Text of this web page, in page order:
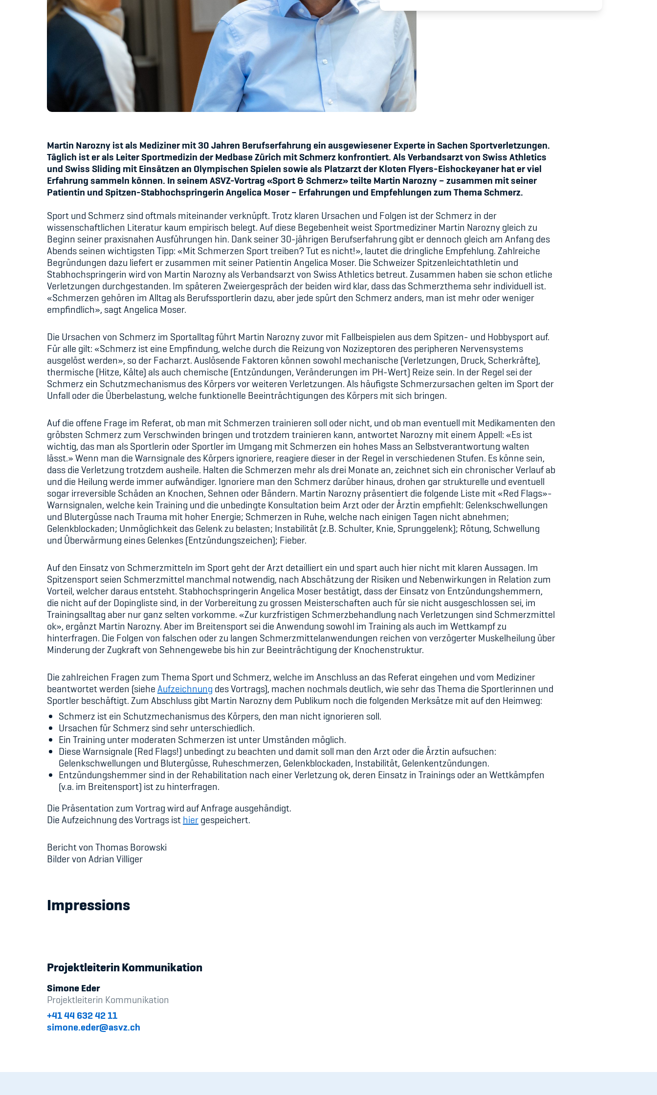
Martin Narozny ist als Mediziner mit 30 Jahren Berufserfahrung ein ausgewiesener Experte in Sachen Sportverletzungen.
Täglich ist er als Leiter Sportmedizin der Medbase Zürich mit Schmerz konfrontiert. Als Verbandsarzt von Swiss Athletics
und Swiss Sliding mit Einsätzen an Olympischen Spielen sowie als Platzarzt der Kloten Flyers-Eishockeyaner hat er viel
Erfahrung sammeln können. In seinem ASVZ-Vortrag «Sport & Schmerz» teilte Martin Narozny – zusammen mit seiner
Patientin und Spitzen-Stabhochspringerin Angelica Moser – Erfahrungen und Empfehlungen zum Thema Schmerz.
Sport und Schmerz sind oftmals miteinander verknüpft. Trotz klaren Ursachen und Folgen ist der Schmerz in der
wissenschaftlichen Literatur kaum empirisch belegt. Auf diese Begebenheit weist Sportmediziner Martin Narozny gleich zu
Beginn seiner praxisnahen Ausführungen hin. Dank seiner 30-jährigen Berufserfahrung gibt er dennoch gleich am Anfang des
Abends seinen wichtigsten Tipp: «Mit Schmerzen Sport treiben? Tut es nicht!», lautet die dringliche Empfehlung. Zahlreiche
Begründungen dazu liefert er zusammen mit seiner Patientin Angelica Moser. Die Schweizer Spitzenleichtathletin und
Stabhochspringerin wird von Martin Narozny als Verbandsarzt von Swiss Athletics betreut. Zusammen haben sie schon etliche
Verletzungen durchgestanden. Im späteren Zweiergespräch der beiden wird klar, dass das Schmerzthema sehr individuell ist.
«Schmerzen gehören im Alltag als Berufssportlerin dazu, aber jede spürt den Schmerz anders, man ist mehr oder weniger
empfindlich», sagt Angelica Moser.
Die Ursachen von Schmerz im Sportalltag führt Martin Narozny zuvor mit Fallbeispielen aus dem Spitzen- und Hobbysport auf.
Für alle gilt: «Schmerz ist eine Empfindung, welche durch die Reizung von Nozizeptoren des peripheren Nervensystems
ausgelöst werden», so der Facharzt. Auslösende Faktoren können sowohl mechanische (Verletzungen, Druck, Scherkräfte),
thermische (Hitze, Kälte) als auch chemische (Entzündungen, Veränderungen im PH-Wert) Reize sein. In der Regel sei der
Schmerz ein Schutzmechanismus des Körpers vor weiteren Verletzungen. Als häufigste Schmerzursachen gelten im Sport der
Unfall oder die Überbelastung, welche funktionelle Beeinträchtigungen des Körpers mit sich bringen.
Auf die offene Frage im Referat, ob man mit Schmerzen trainieren soll oder nicht, und ob man eventuell mit Medikamenten den
gröbsten Schmerz zum Verschwinden bringen und trotzdem trainieren kann, antwortet Narozny mit einem Appell: «Es ist
wichtig, das man als Sportlerin oder Sportler im Umgang mit Schmerzen ein hohes Mass an Selbstverantwortung walten
lässt.» Wenn man die Warnsignale des Körpers ignoriere, reagiere dieser in der Regel in verschiedenen Stufen. Es könne sein,
dass die Verletzung trotzdem ausheile. Halten die Schmerzen mehr als drei Monate an, zeichnet sich ein chronischer Verlauf ab
und die Heilung werde immer aufwändiger. Ignoriere man den Schmerz darüber hinaus, drohen gar strukturelle und eventuell
sogar irreversible Schäden an Knochen, Sehnen oder Bändern. Martin Narozny präsentiert die folgende Liste mit «Red Flags»-
Warnsignalen, welche kein Training und die unbedingte Konsultation beim Arzt oder der Ärztin empfiehlt: Gelenkschwellungen
und Blutergüsse nach Trauma mit hoher Energie; Schmerzen in Ruhe, welche nach einigen Tagen nicht abnehmen;
Gelenkblockaden; Unmöglichkeit das Gelenk zu belasten; Instabilität (z.B. Schulter, Knie, Sprunggelenk); Rötung, Schwellung
und Überwärmung eines Gelenkes (Entzündungszeichen); Fieber.
Auf den Einsatz von Schmerzmitteln im Sport geht der Arzt detailliert ein und spart auch hier nicht mit klaren Aussagen. Im
Spitzensport seien Schmerzmittel manchmal notwendig, nach Abschätzung der Risiken und Nebenwirkungen in Relation zum
Vorteil, welcher daraus entsteht. Stabhochspringerin Angelica Moser bestätigt, dass der Einsatz von Entzündungshemmern,
die nicht auf der Dopingliste sind, in der Vorbereitung zu grossen Meisterschaften auch für sie nicht ausgeschlossen sei, im
Trainingsalltag aber nur ganz selten vorkomme. «Zur kurzfristigen Schmerzbehandlung nach Verletzungen sind Schmerzmittel
ok», ergänzt Martin Narozny. Aber im Breitensport sei die Anwendung sowohl im Training als auch im Wettkampf zu
hinterfragen. Die Folgen von falschen oder zu langen Schmerzmittelanwendungen reichen von verzögerter Muskelheilung über
Minderung der Zugkraft von Sehnengewebe bis hin zur Beeinträchtigung der Knochenstruktur.
Die zahlreichen Fragen zum Thema Sport und Schmerz, welche im Anschluss an das Referat eingehen und vom Mediziner
beantwortet werden (sieheAufzeichnung des Vortrags), machen nochmals deutlich, wie sehr das Thema die Sportlerinnen und
Sportler beschäftigt. Zum Abschluss gibt Martin Narozny dem Publikum noch die folgenden Merksätze mit auf den Heimweg:
Schmerz ist ein Schutzmechanismus des Körpers, den man nicht ignorieren soll.
Ursachen für Schmerz sind sehr unterschiedlich.
Ein Training unter moderaten Schmerzen ist unter Umständen möglich.
Diese Warnsignale (Red Flags!) unbedingt zu beachten und damit soll man den Arzt oder die Ärztin aufsuchen:
Gelenkschwellungen und Blutergüsse, Ruheschmerzen, Gelenkblockaden, Instabilität, Gelenkentzündungen.
Entzündungshemmer sind in der Rehabilitation nach einer Verletzung ok, deren Einsatz in Trainings oder an Wettkämpfen
(v.a. im Breitensport) ist zu hinterfragen.
Die Präsentation zum Vortrag wird auf Anfrage ausgehändigt.
Die Aufzeichnung des Vortrags isthiergespeichert.
Bericht von Thomas Borowski
Bilder von Adrian Villiger
Impressions
Projektleiterin Kommunikation
Simone Eder
Projektleiterin Kommunikation
+41 44 632 42 11
simone.eder@asvz.ch